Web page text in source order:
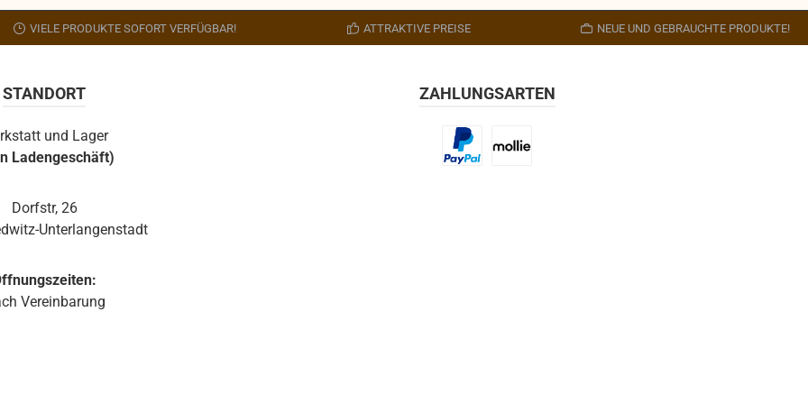
ausgeschlossen.
VIELE PRODUKTE SOFORT VERFÜGBAR! ATTRAKTIVE PREISE NEUE UND GEBRAUCHTE PRODUKTE!
STANDORT
und Lager
Ladengeschäft)
Dorfstr, 26
Unterlangenstadt
Vereinbarung
ZAHLUNGSARTEN